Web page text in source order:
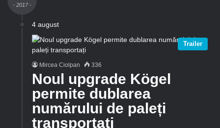
- 2017 -
4 august
Trailer
Mircea Ciolpan 336
Noul upgrade Kögel
permite dublarea
numărului de paleți
transportați